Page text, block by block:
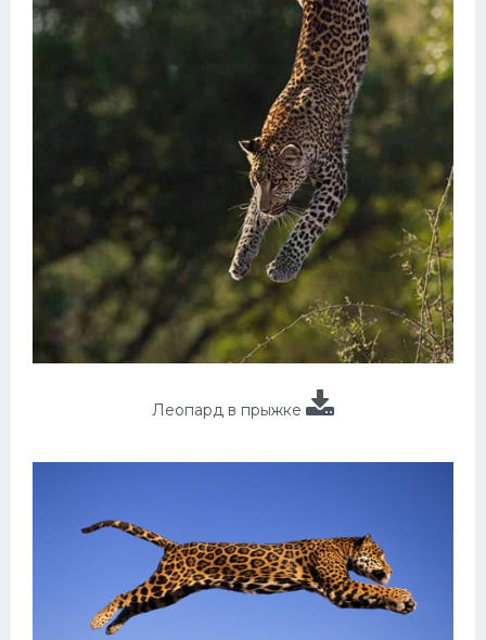
Леопард в прыжке